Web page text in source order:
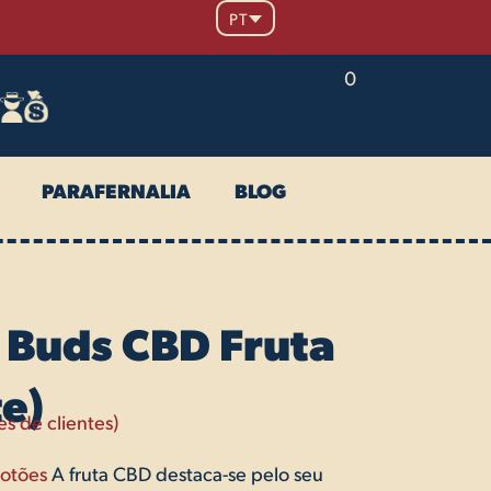
PT
0
PARAFERNALIA BLOG
CBD Fruta
de clientes)
A fruta CBD destaca-se pelo seu